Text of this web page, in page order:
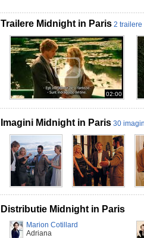
Trailere Midnight in Paris 2 trailere
02:00
Imagini Midnight in Paris 30
Distributie Midnight in Paris
Marion Cotillard
Adriana